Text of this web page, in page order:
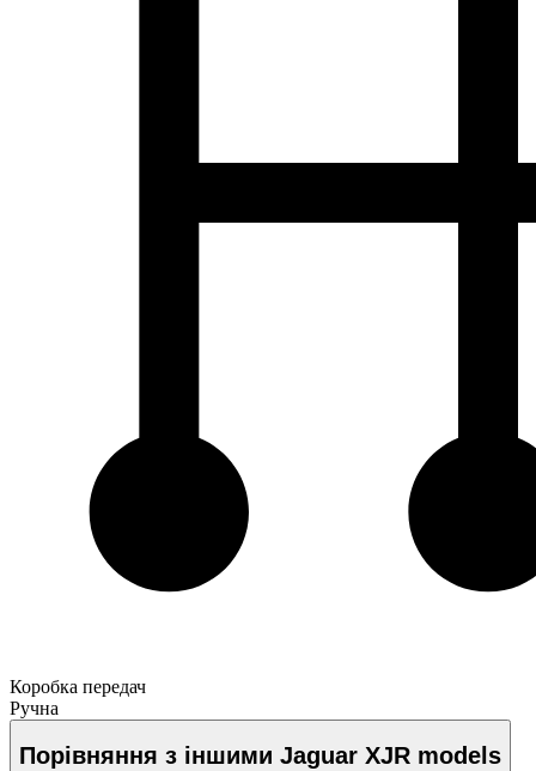
Коробка передач
Ручна
Порівняння з іншими Jaguar XJR models